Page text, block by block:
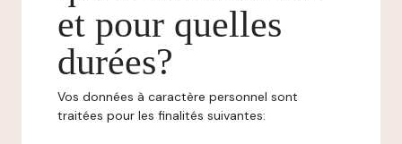
et pour quelles
durées?
Vos données à caractère personnel sont
traitées pour les finalités suivantes: